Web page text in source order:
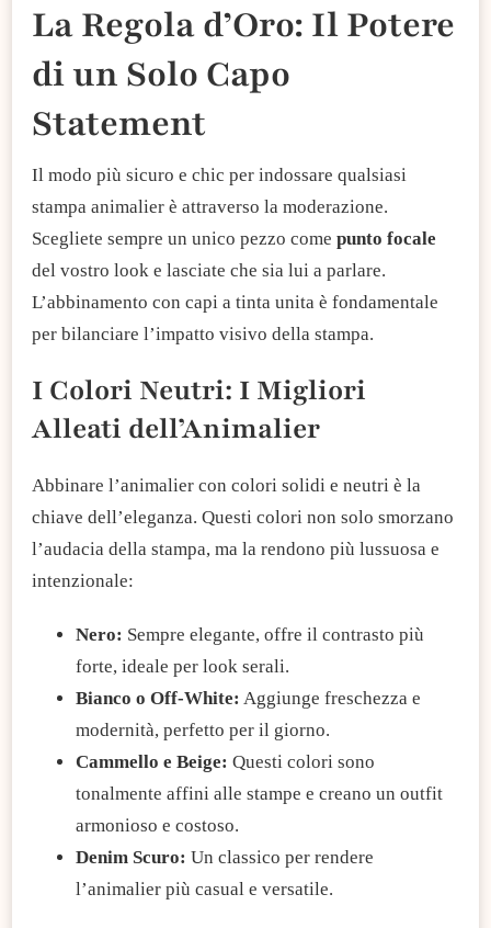
La Regola d’Oro: Il Potere
di un Solo Capo
Statement
Il modo più sicuro e chic per indossare qualsiasi
stampa animalier è attraverso la moderazione.
Scegliete sempre un unico pezzo come punto focale
del vostro look e lasciate che sia lui a parlare.
L’abbinamento con capi a tinta unita è fondamentale
per bilanciare l’impatto visivo della stampa.
I Colori Neutri: I Migliori
Alleati dell’Animalier
Abbinare l’animalier con colori solidi e neutri è la
chiave dell’eleganza. Questi colori non solo smorzano
l’audacia della stampa, ma la rendono più lussuosa e
intenzionale:
Nero: Sempre elegante, offre il contrasto più
forte, ideale per look serali.
Bianco o Off-White: Aggiunge freschezza e
modernità, perfetto per il giorno.
Cammello e Beige: Questi colori sono
tonalmente affini alle stampe e creano un outfit
armonioso e costoso.
Denim Scuro: Un classico per rendere
l’animalier più casual e versatile.